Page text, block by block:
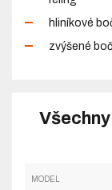
hliníkové
zvýšené
MODEL